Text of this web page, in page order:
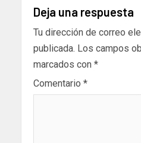
Deja una respuesta
Tu dirección de correo
publicada. Los campos
marcados con *
Comentario *